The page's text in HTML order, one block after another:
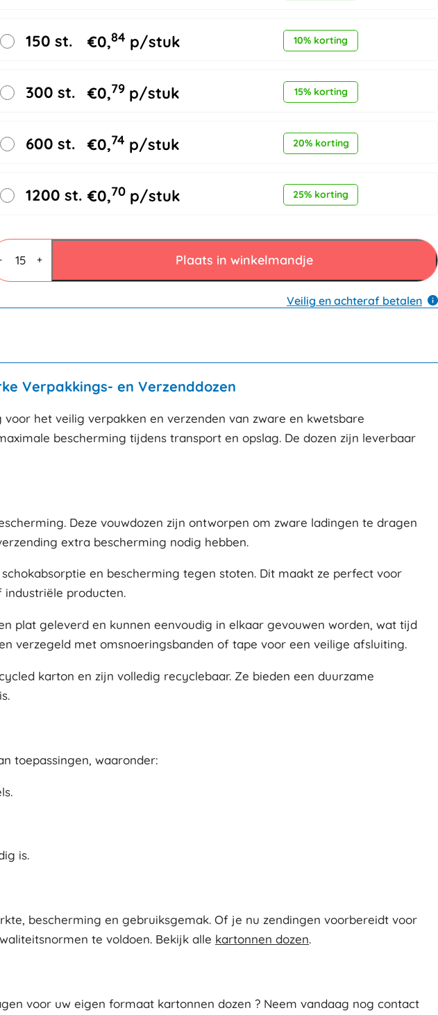
150 st. €0,84 p/stuk 10% korting
300 st. €0,79 p/stuk 15% korting
600 st. €0,74 p/stuk 20% korting
1200 st. €0,70 p/stuk 25% korting
+ Plaats in winkelmandje
Veilig en achteraf betalen
Verpakkings- en Verzenddozen
het veilig verpakken en verzenden van zware en kwetsbare
bescherming tijdens transport en opslag. De dozen zijn leverbaar
Deze vouwdozen zijn ontworpen om zware ladingen te dragen
extra bescherming nodig hebben.
en bescherming tegen stoten. Dit maakt ze perfect voor
producten.
plat geleverd en kunnen eenvoudig in elkaar gevouwen worden, wat tijd
verzegeld met omsnoeringsbanden of tape voor een veilige afsluiting.
karton en zijn volledig recyclebaar. Ze bieden een duurzame
toepassingen, waaronder:
is.
bescherming en gebruiksgemak. Of je nu zendingen voorbereidt voor
te voldoen. Bekijk alle kartonnen dozen.
voor uw eigen formaat kartonnen dozen ? Neem vandaag nog contact